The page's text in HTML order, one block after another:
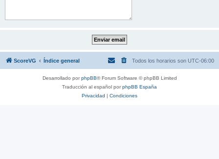
ScoreVG Índice general Todos los horarios son UTC-06:00
Desarrollado porphpBB® Forum Software © phpBB Limited
Traducción al español porphpBB España
Privacidad | Condiciones